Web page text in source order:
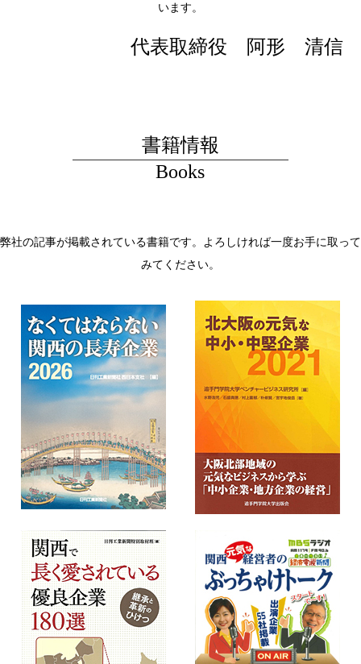
います。
代表取締役 阿形 清信
書籍情報
Books
弊社の記事が掲載されている書籍です。よろしければ一度お手に取って
みてください。